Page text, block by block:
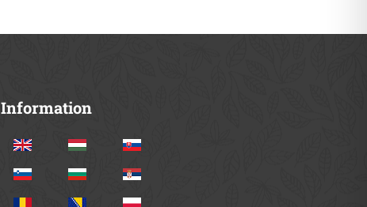
Information